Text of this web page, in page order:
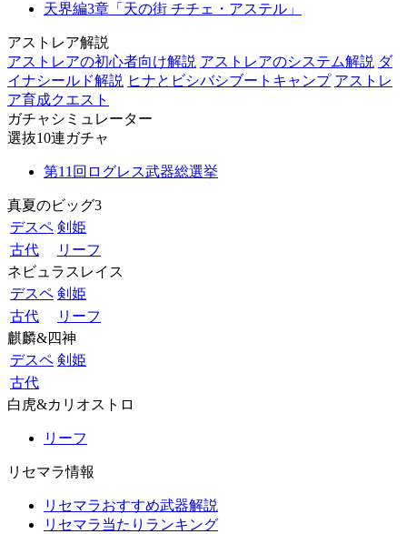
天界編3章「天の街 チチェ・アステル」
アストレア解説
アストレアの初心者向け解説 アストレアのシステム解説 ダ
イナシールド解説 ヒナとビシバシブートキャンプ アストレ
ア育成クエスト
ガチャシミュレーター
選抜10連ガチャ
第11回ログレス武器総選挙
真夏のビッグ3
デスペ 剣姫
古代
リーフ
ネビュラスレイス
デスペ 剣姫
古代
リーフ
麒麟&四神
デスペ 剣姫
古代
白虎&カリオストロ
リーフ
リセマラ情報
リセマラおすすめ武器解説
リセマラ当たりランキング